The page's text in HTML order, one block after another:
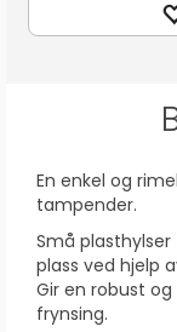
En enkel og
tampender.
Små
plass ved hjelp
Gir en robust
frynsing.